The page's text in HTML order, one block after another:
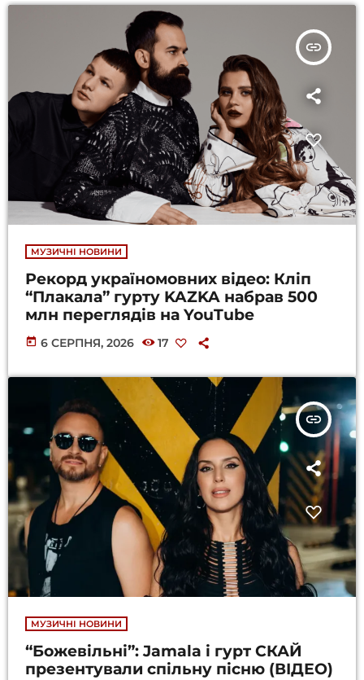
insert_link
МУЗИЧНІ НОВИНИ
Рекорд україномовних відео: Кліп
“Плакала” гурту KAZKA набрав 500
млн переглядів на YouTube
today 6 СЕРПНЯ, 2026 17
insert_link
МУЗИЧНІ НОВИНИ
“Божевільні”: Jamala і гурт СКАЙ
презентували спільну пісню (ВІДЕО)